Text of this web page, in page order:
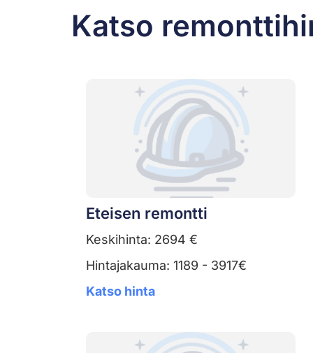
Katso
Eteisen remontti
Keskihinta: 2694 €
Hintajakauma: 1189 - 3917€
Katso hinta